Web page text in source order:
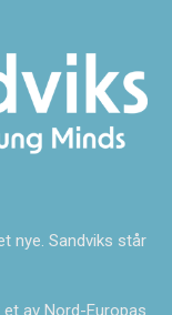
nye. Sandviks står
av Nord-Europas